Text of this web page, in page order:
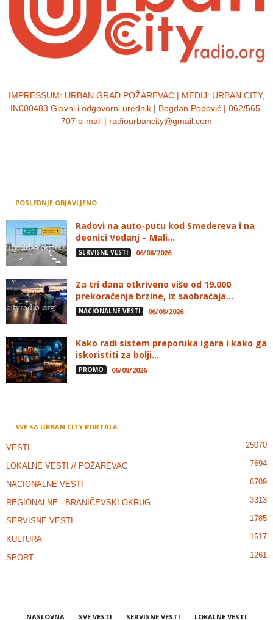
IMPRESSUM: URBAN GRAD POŽAREVAC | MEDIJ: URBAN CITY,
IN000483 Glavni i odgovorni urednik | Bogdan Popović | 062/565-
707 e-mail | radiourbancity@gmail.com
POSLEDNJE OBJAVLJENO
Radovi na auto-putu kod Smedereva i na
deonici Vodanj – Mali...
SERVISNE VESTI 06/08/2026
Za tri dana otkriveno više od 19.000
prekoračenja brzine, iz saobraćaja...
NACIONALNE VESTI 06/08/2026
Kako radi sistem preporuka igara i kako ga
iskoristiti za bolji...
PROMO 06/08/2026
SVE SA URBAN CITY PORTALA
VESTI 25070
LOKALNE VESTI // POŽAREVAC 7694
NACIONALNE VESTI 6709
REGIONALNE - BRANIČEVSKI OKRUG 3313
SERVISNE VESTI 1785
KULTURA 1517
SPORT 1261
NASLOVNA SVE VESTI SERVISNE VESTI LOKALNE VESTI